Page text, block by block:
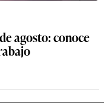
agosto: conoce